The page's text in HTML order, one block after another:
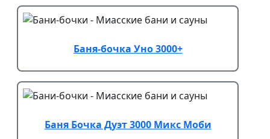
Баня-бочка Уно 3000+
Баня Бочка Дуэт 3000 Микс Моби